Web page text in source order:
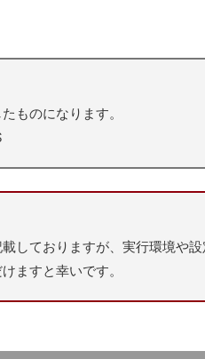
ものになります。
しておりますが、実行環境や
ますと幸いです。